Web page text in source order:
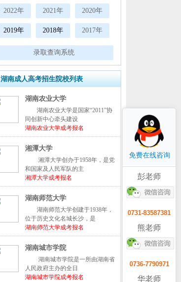
2022年 2021年 2020年
2019年 2018年 2017年
录取查询系统
湖南成人高考招生院校列表
湖南农业大学
湖南农业大学是国家“2011”协
同创新中心牵头建设
湖南农业大学成考报名
湘潭大学
湘潭大学创办于1958年，是党
和国家及人民军队的主
湘潭大学成考报名
湖南师范大学
湖南师范大学创建于1938年，
位于历史文化名城长沙，是
湖南师范大学成考报名
湖南城市学院
湖南城市学院是一所由湖南省
人民政府主办的全日
湖南城市学院成考报名
免费在线咨询
彭老师
0731-83587381
熊老师
0736-7790971
华老师